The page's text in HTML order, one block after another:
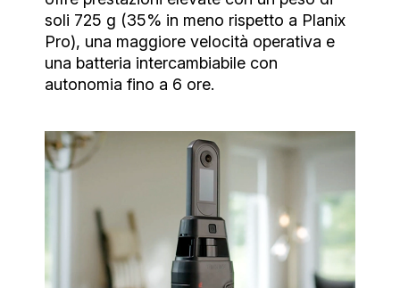
soli 725 g (35% in meno rispetto a Planix
Pro), una maggiore velocità operativa e
una batteria intercambiabile con
autonomia fino a 6 ore.